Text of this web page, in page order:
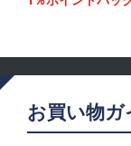
お買い物ガ